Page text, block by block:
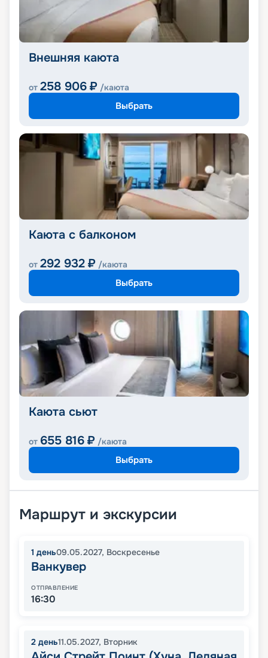
Внешняя каюта
от 258 906 ₽ /каюта
Выбрать
Каюта с балконом
от 292 932 ₽ /каюта
Выбрать
Каюта сьют
от 655 816 ₽ /каюта
Выбрать
Маршрут и экскурсии
1 день09.05.2027, Воскресенье
Ванкувер
ОТПРАВЛЕНИЕ
16:30
2 день11.05.2027, Вторник